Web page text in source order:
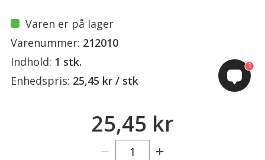
Varen er på lager
Varenummer: 212010
Indhold: 1 stk.
Enhedspris: 25,45 kr / stk
25,45 kr
1